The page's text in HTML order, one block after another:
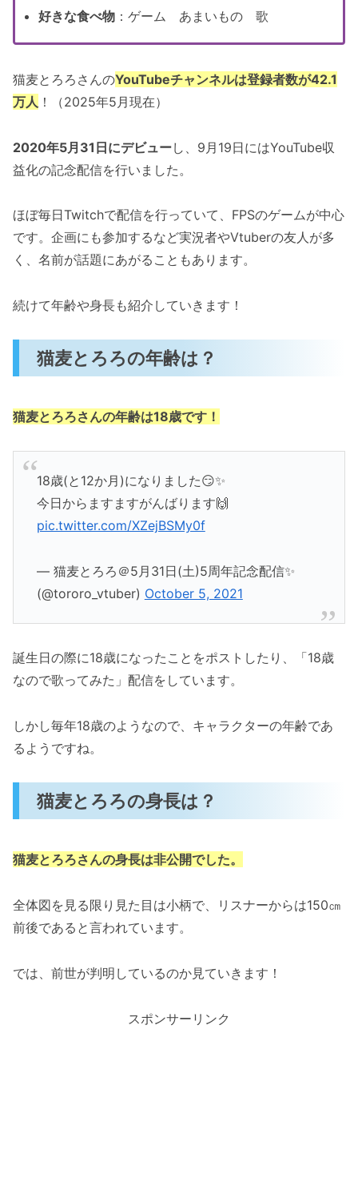
好きな食べ物 ：ゲーム あまいもの 歌
猫麦とろろさんのYouTubeチャンネルは登録者数が42.1
万人 ！（2025年5月現在）
2020年5月31日にデビューし、9月19日にはYouTube収
益化の記念配信を行いました。
ほぼ毎日Twitchで配信を行っていて、FPSのゲームが中心
です。企画にも参加するなど実況者やVtuberの友人が多
く、名前が話題にあがることもあります。
続けて年齢や身長も紹介していきます！
猫麦とろろの年齢は？
猫麦とろろさんの年齢は18歳です！
18歳(と12か月)になりました😏✨
今日からますますがんばります🙌
pic.twitter.com/XZejBSMy0f
— 猫麦とろろ＠5月31日(土)5周年記念配信✨
(@tororo_vtuber) October 5, 2021
誕生日の際に18歳になったことをポストしたり、「18歳
なので歌ってみた」配信をしています。
しかし毎年18歳のようなので、キャラクターの年齢であ
るようですね。
猫麦とろろの身長は？
猫麦とろろさんの身長は非公開でした。
全体図を見る限り見た目は小柄で、リスナーからは150㎝
前後であると言われています。
では、前世が判明しているのか見ていきます！
スポンサーリンク